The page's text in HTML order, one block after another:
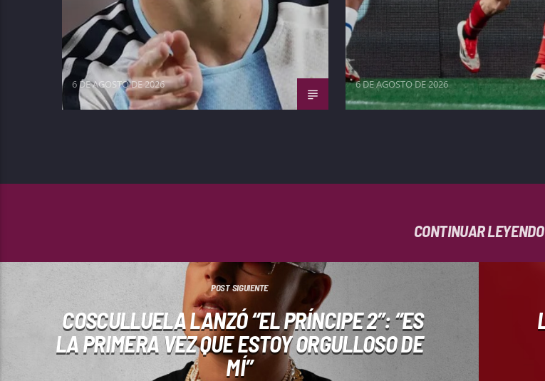
6 DE AGOSTO DE 2026 6 DE AGOSTO DE 2026
CONTINUAR LEYENDO
POST SIGUIENTE
COSCULLUELA LANZÓ “EL PRÍNCIPE 2”: “ES
LA PRIMERA VEZ QUE ESTOY ORGULLOSO DE
MÍ”